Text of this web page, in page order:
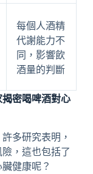
每個人酒精
代謝能力不
同，影響飲
酒量的判斷
密喝啤酒對心
多研究表明，
，這也包括了
健康呢？